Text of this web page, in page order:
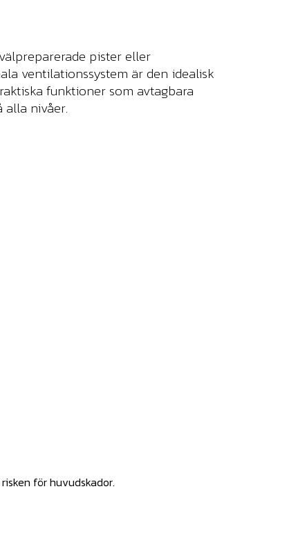
pister eller
ventilationssystem är den idealisk
funktioner som avtagbara
nivåer.
för huvudskador.